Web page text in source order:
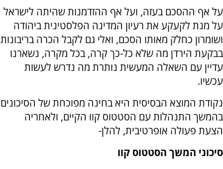
על אף ההסכם בעזה, ועל אף ההזדמנות שהיתה לישראל
על מנת לקעקע את רעיון המדינה הפלסטינית ביהודה
ושומרון כחלק מאותו הסכם, ואלי גם לקבל הכרה בריבונות
בבקעת הירדן מה שלא כל-כך קרה, בכל מקרה, נשארנו
עדיין עם השאלה המעשית נותרת מה נדרש לעשות
עכשיו.
נקודת המוצא הבסיסית היא בחינה מפוכחת של הסיכונים
בהמשך התנהלות עם הסטטוס קוו הקיים, ולאחריה
הצעת פעולה אופרטיבית, להלן-
סיכוני המשך הסטטוס קוו